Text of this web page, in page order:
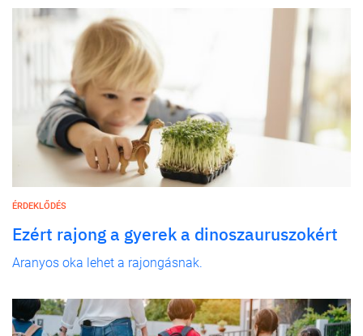
ÉRDEKLŐDÉS
Ezért rajong a gyerek a dinoszauruszokért
Aranyos oka lehet a rajongásnak.